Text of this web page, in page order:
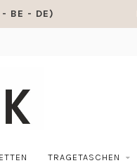
BE - DE)
TRAGETASCHEN